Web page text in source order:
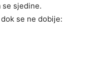
se sjedine.
se ne dobije: